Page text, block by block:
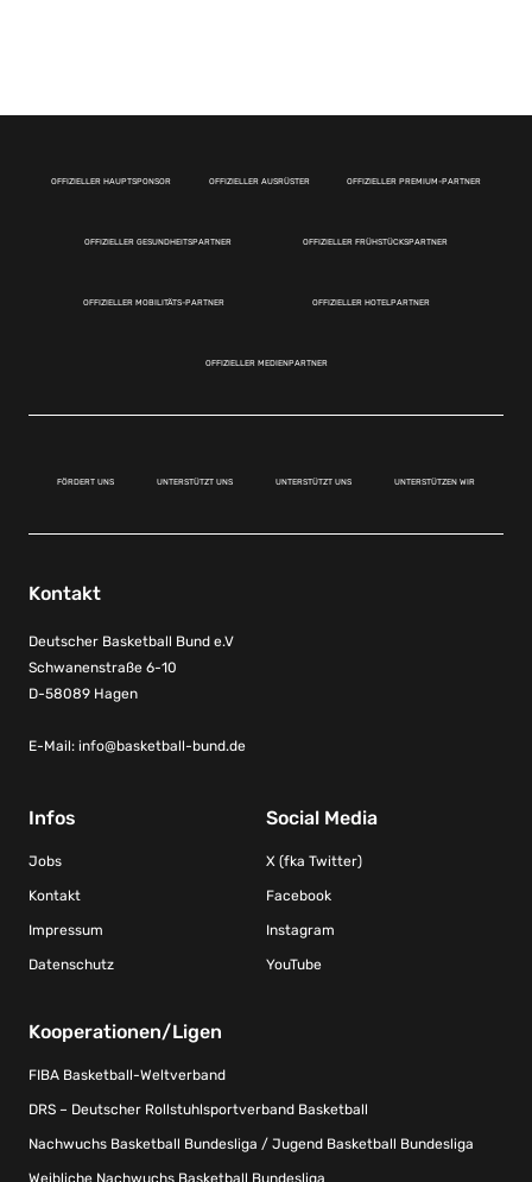
OFFIZIELLER HAUPTSPONSOR OFFIZIELLER AUSRÜSTER OFFIZIELLER PREMIUM-PARTNER
OFFIZIELLER GESUNDHEITSPARTNER OFFIZIELLER FRÜHSTÜCKSPARTNER
OFFIZIELLER MOBILITÄTS-PARTNER OFFIZIELLER HOTELPARTNER
OFFIZIELLER MEDIENPARTNER
FÖRDERT UNS UNTERSTÜTZT UNS UNTERSTÜTZT UNS UNTERSTÜTZEN WIR
Kontakt
Deutscher Basketball Bund e.V
Schwanenstraße 6-10
D-58089 Hagen
E-Mail: info@basketball-bund.de
Infos
Jobs
Kontakt
Impressum
Datenschutz
Social Media
X (fka Twitter)
Facebook
Instagram
YouTube
Kooperationen/Ligen
FIBA Basketball-Weltverband
DRS – Deutscher Rollstuhlsportverband Basketball
Nachwuchs Basketball Bundesliga / Jugend Basketball Bundesliga
Weibliche Nachwuchs Basketball Bundesliga